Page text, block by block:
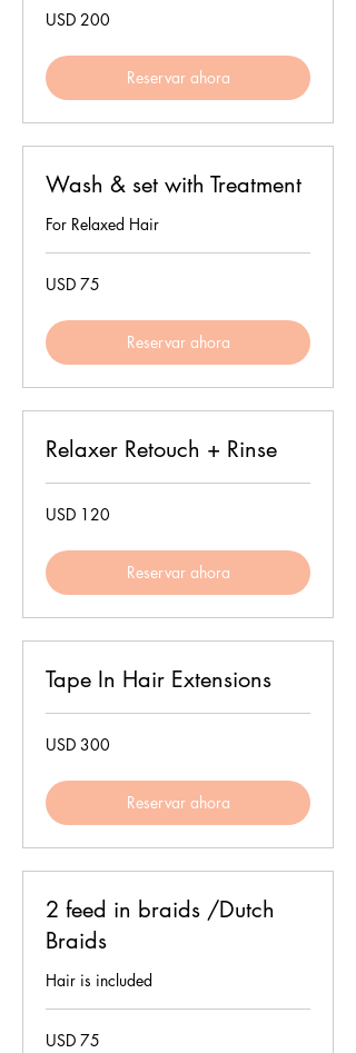
200
dólares
USD 200
Reservar ahora
Wash & set with Treatment
For Relaxed Hair
75
dólares
USD 75
Reservar ahora
Relaxer Retouch + Rinse
120
dólares
USD 120
Reservar ahora
Tape In Hair Extensions
300
dólares
USD 300
Reservar ahora
2 feed in braids /Dutch
Braids
Hair is included
75
dólares
USD 75